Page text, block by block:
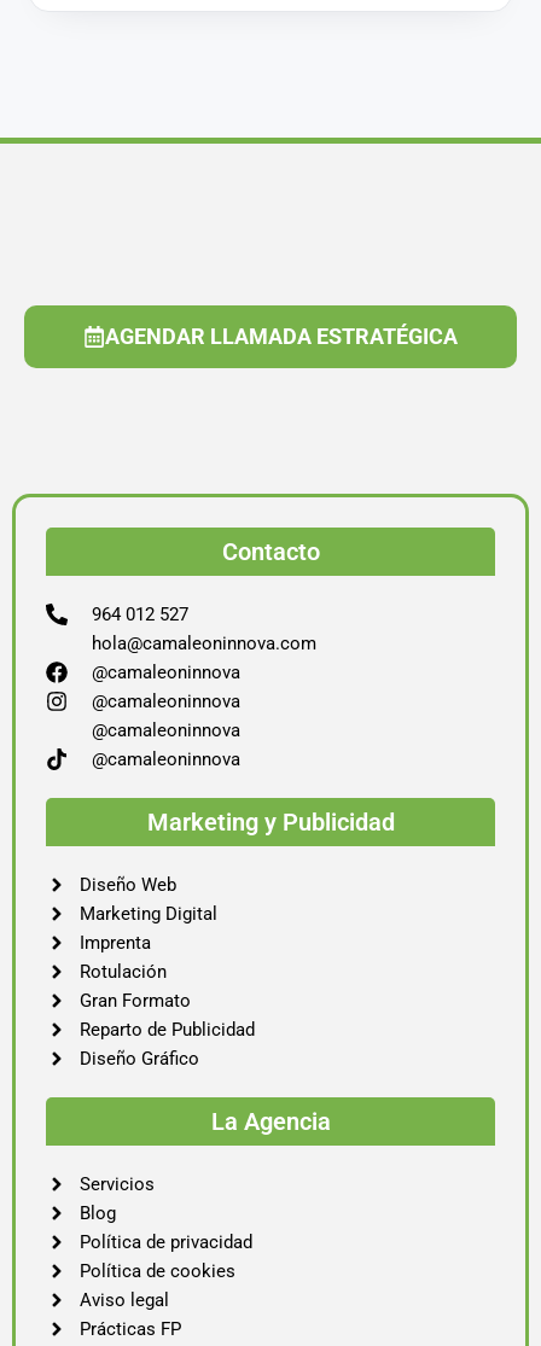
AGENDAR LLAMADA ESTRATÉGICA
Contacto
964 012 527
hola@camaleoninnova.com
@camaleoninnova
@camaleoninnova
@camaleoninnova
@camaleoninnova
Marketing y Publicidad
Diseño Web
Marketing Digital
Imprenta
Rotulación
Gran Formato
Reparto de Publicidad
Diseño Gráfico
La Agencia
Servicios
Blog
Política de privacidad
Política de cookies
Aviso legal
Prácticas FP